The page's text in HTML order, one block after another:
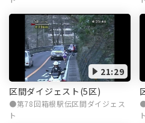
21:29
区間ダイジェスト(5区)
第78回箱根駅伝区間ダイジェス
ト
ト